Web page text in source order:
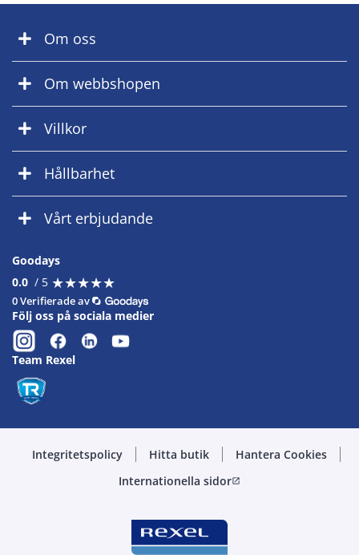
Om oss
Om webbshopen
Villkor
Hållbarhet
Vårt erbjudande
Goodays
0.0 / 5 ★★★★★
★★★★★
0 Verifierade av
Följ oss på sociala medier
Team Rexel
Integritetspolicy Hitta butik
Hantera Cookies
Internationella sidoropen_in_new